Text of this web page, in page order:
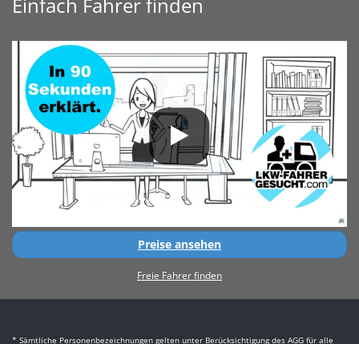
Preise ansehen
Freie Fahrer finden
* Sämtliche Personenbezeichnungen gelten unter Berücksichtigung des AGG für alle